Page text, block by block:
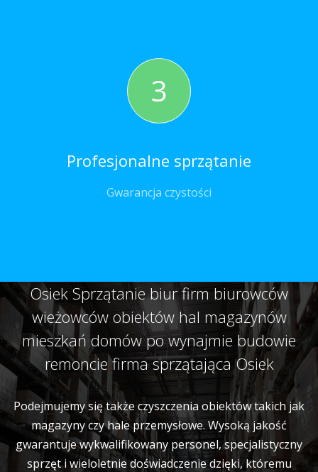
3
Profesjonalne sprzątanie
Gwarancja czystości
Osiek Sprzątanie biur firm biurowców
wieżowców obiektów hal magazynów
mieszkań domów po wynajmie budowie
remoncie firma sprzątająca Osiek
Podejmujemy się także czyszczenia obiektów takich jak
magazyny czy hale przemysłowe. Wysoką jakość
gwarantuje wykwalifikowany personel, specjalistyczny
sprzęt i wieloletnie doświadczenie dzięki, któremu